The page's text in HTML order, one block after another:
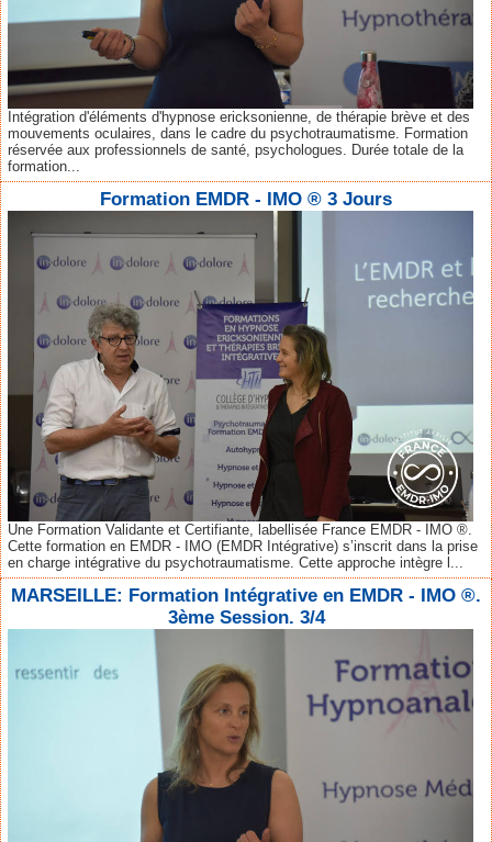
Intégration d'éléments d'hypnose ericksonienne, de thérapie brève et des
mouvements oculaires, dans le cadre du psychotraumatisme. Formation
réservée aux professionnels de santé, psychologues. Durée totale de la
formation...
Formation EMDR - IMO ® 3 Jours
Une Formation Validante et Certifiante, labellisée France EMDR - IMO ®.
Cette formation en EMDR - IMO (EMDR Intégrative) s’inscrit dans la prise
en charge intégrative du psychotraumatisme. Cette approche intègre l...
MARSEILLE: Formation Intégrative en EMDR - IMO ®.
3ème Session. 3/4